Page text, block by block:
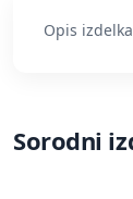
Opis
Sorodni